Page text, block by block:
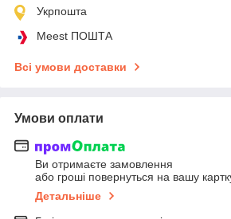
Укрпошта
Meest ПОШТА
Всі умови доставки
Умови оплати
Ви отримаєте замовлення
або гроші повернуться на вашу
Детальніше